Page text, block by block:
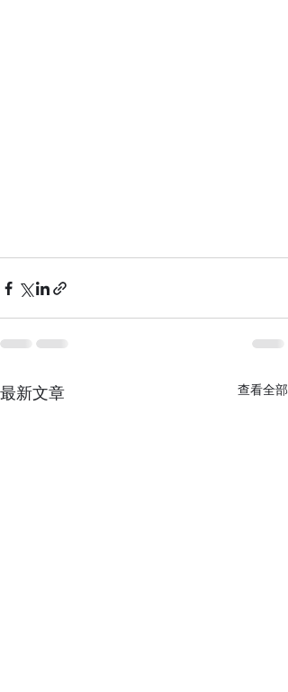
最新文章 查看全部